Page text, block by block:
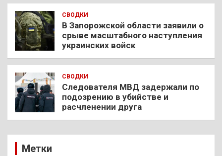
СВОДКИ
В Запорожской области заявили о
срыве масштабного наступления
украинских войск
СВОДКИ
Следователя МВД задержали по
подозрению в убийстве и
расчленении друга
Метки